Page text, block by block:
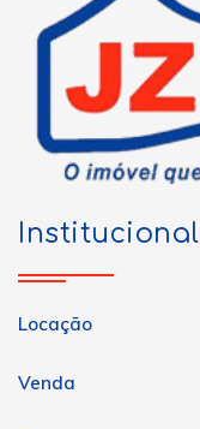
Institucional
Locação
Venda